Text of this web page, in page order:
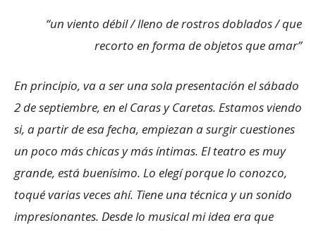
“un viento débil / lleno de rostros doblados / que
recorto en forma de objetos que amar”
En principio, va a ser una sola presentación el sábado
2 de septiembre, en el Caras y Caretas. Estamos viendo
si, a partir de esa fecha, empiezan a surgir cuestiones
un poco más chicas y más íntimas. El teatro es muy
grande, está buenísimo. Lo elegí porque lo conozco,
toqué varias veces ahí. Tiene una técnica y un sonido
impresionantes. Desde lo musical mi idea era que